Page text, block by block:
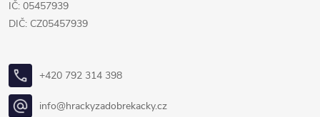
IČ: 05457939
DIČ: CZ05457939
+420 792 314 398
info@hrackyzadobrekacky.cz